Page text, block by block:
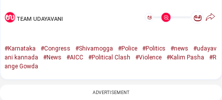
TEAM UDAYAVANI ಅ ಅ
#Karnataka #Congress #Shivamogga #Police #Politics #news
#udayav
ani kannada
#News #AICC #Political Clash #Violence #Kalim Pasha
#R
ange Gowda
ADVERTISEMENT